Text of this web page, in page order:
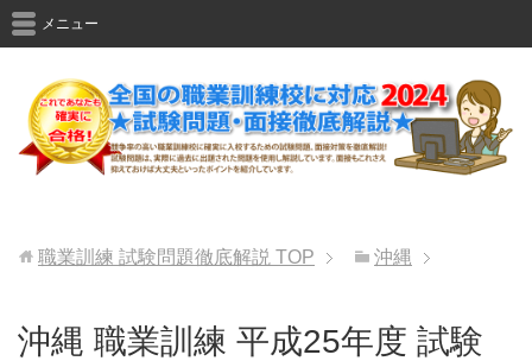
メニュー
職業訓練 試験問題徹底解説 TOP 沖縄
沖縄 職業訓練 平成25年度 試験